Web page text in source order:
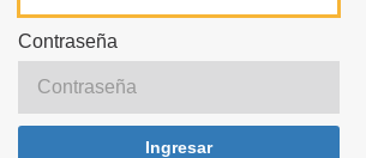
Contraseña
Ingresar